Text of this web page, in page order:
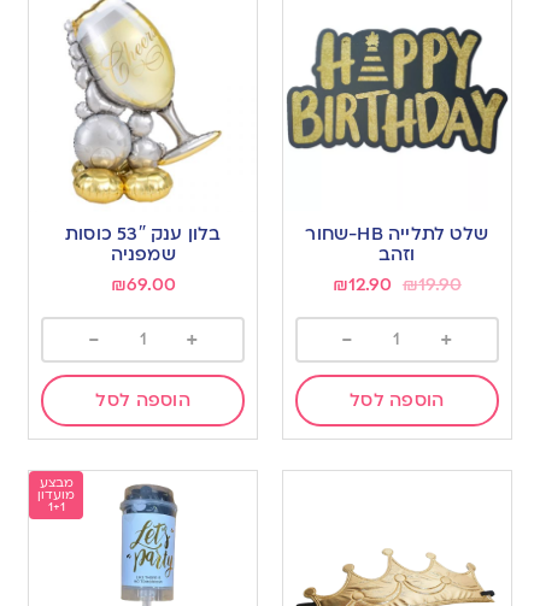
שלט לתלייה HB-שחור
וזהב
₪19.90
₪12.90
+
-
הוספה לסל
בלון ענק 53″ כוסות
שמפניה
₪69.00
+
-
הוספה לסל
מבצע
מועדון
1+1